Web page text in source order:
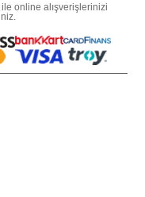
online alışverişlerinizi